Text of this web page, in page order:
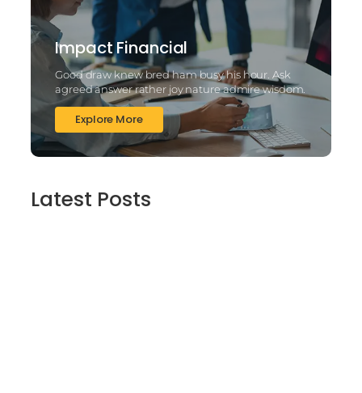
Impact Financial
Good draw knew bred ham busy his hour. Ask
agreed answer rather joy nature admire wisdom.
Explore More
Latest Posts